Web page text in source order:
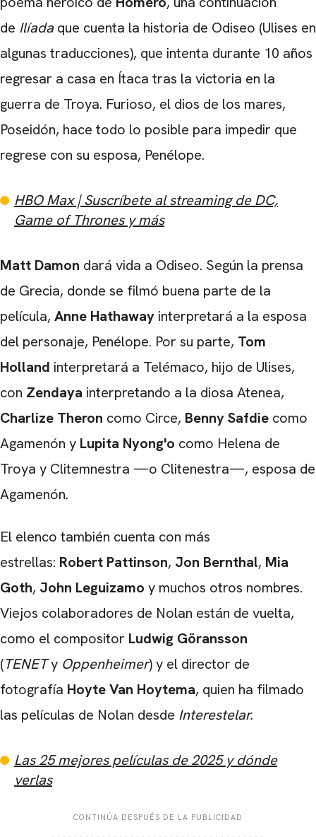
de Ilíadaque cuenta la historia de Odiseo (Ulises en
algunas traducciones), que intenta durante 10 años
regresar a casa en Ítaca tras la victoria en la
guerra de Troya. Furioso, el dios de los mares,
Poseidón, hace todo lo posible para impedir que
regrese con su esposa, Penélope.
HBO Max | Suscríbete al streaming de DC,
Game of Thrones y más
Matt Damon dará vida a Odiseo. Según la prensa
de Grecia, donde se filmó buena parte de la
película, Anne Hathaway interpretará a la esposa
del personaje, Penélope. Por su parte, Tom
Holland interpretará a Telémaco, hijo de Ulises,
con Zendaya interpretando a la diosa Atenea,
Charlize Theron como Circe, Benny Safdie como
Agamenón y Lupita Nyong'o como Helena de
Troya y Clitemnestra —o Clitenestra—, esposa de
Agamenón.
El elenco también cuenta con más
estrellas: Robert Pattinson, Jon Bernthal, Mia
Goth, John Leguizamo y muchos otros nombres.
Viejos colaboradores de Nolan están de vuelta,
como el compositor Ludwig Göransson
(TENETy Oppenheimer) y el director de
fotografía Hoyte Van Hoytema, quien ha filmado
las películas de Nolan desde Interestelar.
Las 25 mejores películas de 2025 y dónde
verlas
CONTINÚA DESPUÉS DE LA PUBLICIDAD